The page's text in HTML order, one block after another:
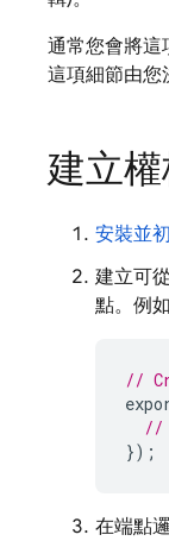
通常您會將這
這項細節由您
建立
安裝並
建立可
點。例
//
//
});
在端點